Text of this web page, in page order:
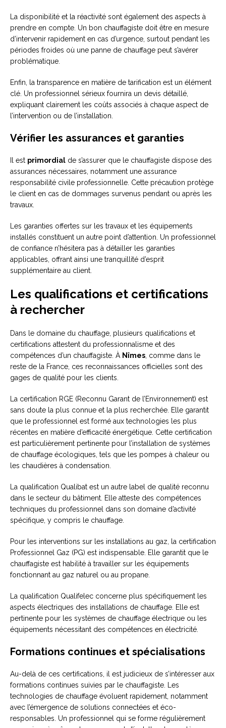
La disponibilité et la réactivité sont également des aspects à
prendre en compte. Un bon chauffagiste doit être en mesure
d’intervenir rapidement en cas d’urgence, surtout pendant les
périodes froides où une panne de chauffage peut s’avérer
problématique.
Enfin, la transparence en matière de tarification est un élément
clé. Un professionnel sérieux fournira un devis détaillé,
expliquant clairement les coûts associés à chaque aspect de
l’intervention ou de l’installation.
Vérifier les assurances et garanties
Il est primordial de s’assurer que le chauffagiste dispose des
assurances nécessaires, notamment une assurance
responsabilité civile professionnelle. Cette précaution protège
le client en cas de dommages survenus pendant ou après les
travaux.
Les garanties offertes sur les travaux et les équipements
installés constituent un autre point d’attention. Un professionnel
de confiance n’hésitera pas à détailler les garanties
applicables, offrant ainsi une tranquillité d’esprit
supplémentaire au client.
Les qualifications et certifications
à rechercher
Dans le domaine du chauffage, plusieurs qualifications et
certifications attestent du professionnalisme et des
compétences d’un chauffagiste. À Nîmes , comme dans le
reste de la France, ces reconnaissances officielles sont des
gages de qualité pour les clients.
La certification RGE (Reconnu Garant de l’Environnement) est
sans doute la plus connue et la plus recherchée. Elle garantit
que le professionnel est formé aux technologies les plus
récentes en matière d’efficacité énergétique. Cette certification
est particulièrement pertinente pour l’installation de systèmes
de chauffage écologiques, tels que les pompes à chaleur ou
les chaudières à condensation.
La qualification Qualibat est un autre label de qualité reconnu
dans le secteur du bâtiment. Elle atteste des compétences
techniques du professionnel dans son domaine d’activité
spécifique, y compris le chauffage.
Pour les interventions sur les installations au gaz, la certification
Professionnel Gaz (PG) est indispensable. Elle garantit que le
chauffagiste est habilité à travailler sur les équipements
fonctionnant au gaz naturel ou au propane.
La qualification Qualifelec concerne plus spécifiquement les
aspects électriques des installations de chauffage. Elle est
pertinente pour les systèmes de chauffage électrique ou les
équipements nécessitant des compétences en électricité.
Formations continues et spécialisations
Au-delà de ces certifications, il est judicieux de s’intéresser aux
formations continues suivies par le chauffagiste. Les
technologies de chauffage évoluent rapidement, notamment
avec l’émergence de solutions connectées et éco-
responsables. Un professionnel qui se forme régulièrement